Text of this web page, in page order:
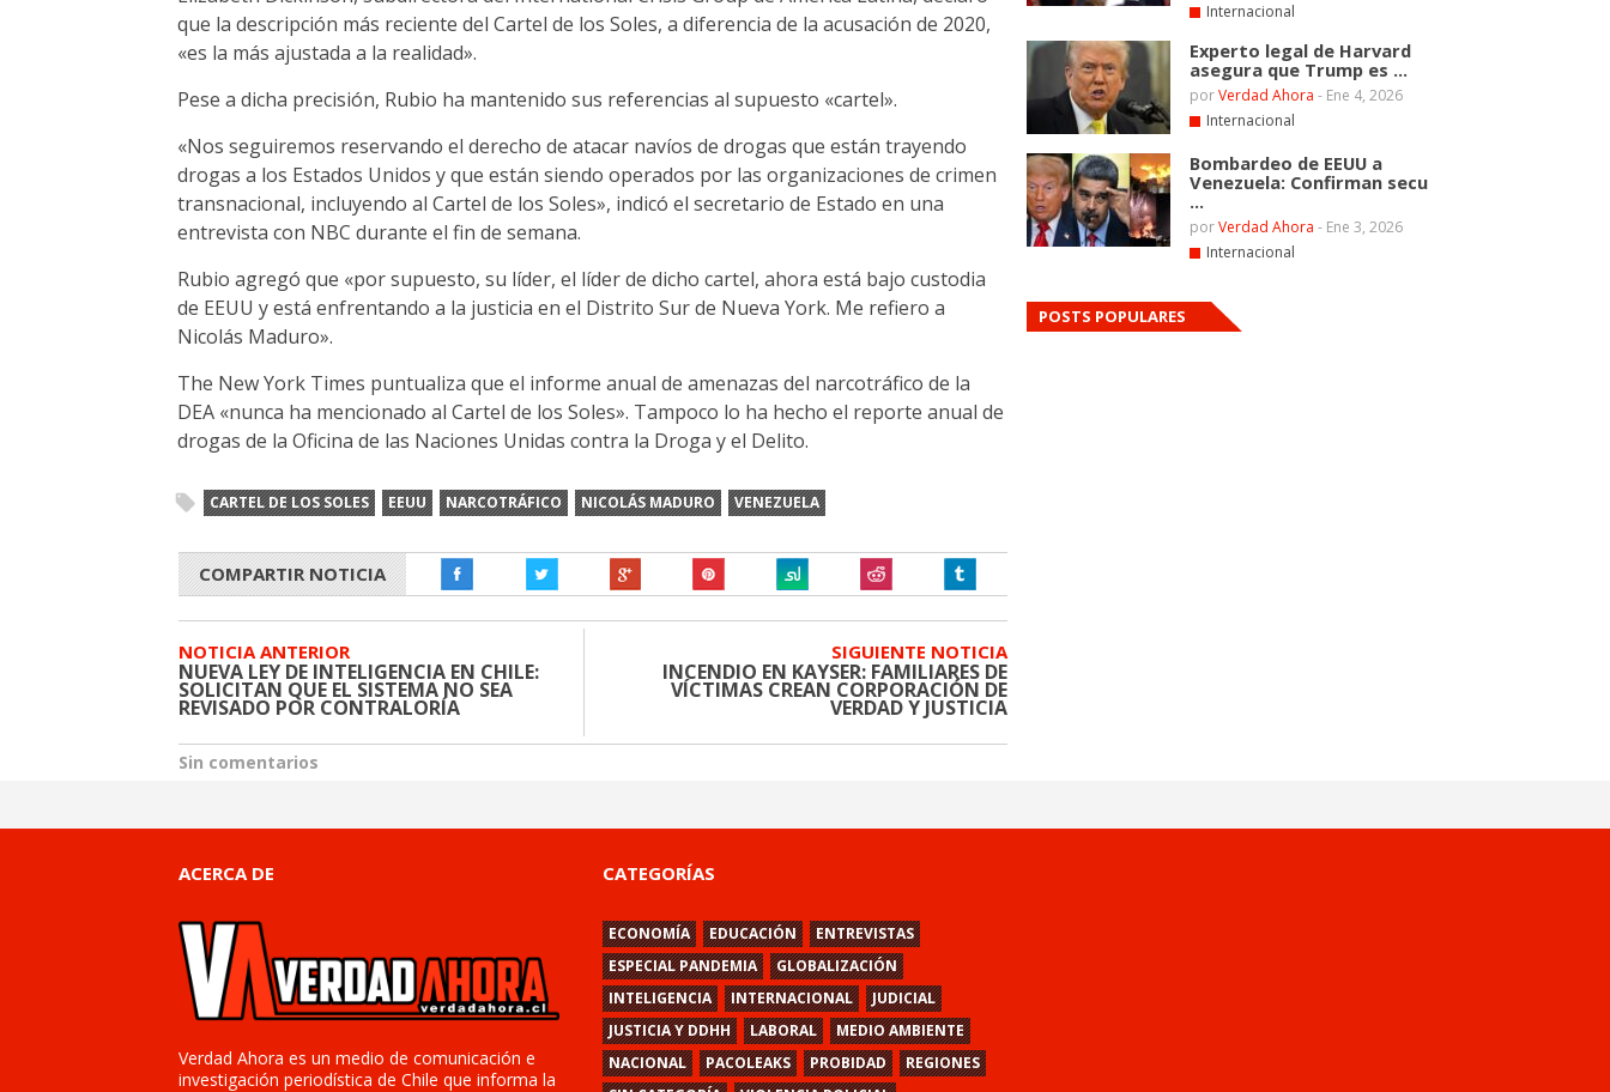
que la descripción más reciente del Cartel de los Soles, a diferencia de la acusación de 2020,
«es la más ajustada a la realidad».
Pese a dicha precisión, Rubio ha mantenido sus referencias al supuesto «cartel».
«Nos seguiremos reservando el derecho de atacar navíos de drogas que están trayendo
drogas a los Estados Unidos y que están siendo operados por las organizaciones de crimen
transnacional, incluyendo al Cartel de los Soles», indicó el secretario de Estado en una
entrevista con NBC durante el fin de semana.
Rubio agregó que «por supuesto, su líder, el líder de dicho cartel, ahora está bajo custodia
de EEUU y está enfrentando a la justicia en el Distrito Sur de Nueva York. Me refiero a
Nicolás Maduro».
The New York Times puntualiza que el informe anual de amenazas del narcotráfico de la
DEA «nunca ha mencionado al Cartel de los Soles». Tampoco lo ha hecho el reporte anual de
drogas de la Oficina de las Naciones Unidas contra la Droga y el Delito.
CARTEL DE LOS SOLES EEUU NARCOTRÁFICO NICOLÁS MADURO VENEZUELA
COMPARTIR NOTICIA
NOTICIA ANTERIOR
NUEVA LEY DE INTELIGENCIA EN CHILE:
SOLICITAN QUE EL SISTEMA NO SEA
REVISADO POR CONTRALORÍA
SIGUIENTE NOTICIA
INCENDIO EN KAYSER: FAMILIARES DE
VÍCTIMAS CREAN CORPORACIÓN DE
VERDAD Y JUSTICIA
Sin comentarios
Internacional
Experto legal de Harvard
asegura que Trump es ...
porVerdad Ahora - Ene 4, 2026
Internacional
Bombardeo de EEUU a
Venezuela: Confirman secu
...
porVerdad Ahora - Ene 3, 2026
Internacional
POSTS POPULARES
ACERCA DE
Verdad Ahora es un medio de comunicación e
investigación periodística de Chile que informa la
CATEGORÍAS
ECONOMÍA EDUCACIÓN
ENTREVISTAS
ESPECIAL PANDEMIA
GLOBALIZACIÓN
INTELIGENCIA
INTERNACIONAL
JUDICIAL
JUSTICIA Y DDHH
LABORAL
MEDIO AMBIENTE
NACIONAL
PACOLEAKS PROBIDAD
REGIONES